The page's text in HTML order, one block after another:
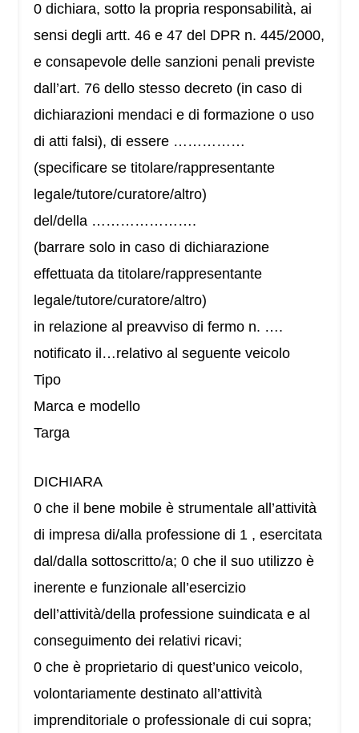
0 dichiara, sotto la propria responsabilità, ai
sensi degli artt. 46 e 47 del DPR n. 445/2000,
e consapevole delle sanzioni penali previste
dall’art. 76 dello stesso decreto (in caso di
dichiarazioni mendaci e di formazione o uso
di atti falsi), di essere ……………
(specificare se titolare/rappresentante
legale/tutore/curatore/altro)
del/della ………………….
(barrare solo in caso di dichiarazione
effettuata da titolare/rappresentante
legale/tutore/curatore/altro)
in relazione al preavviso di fermo n. ….
notificato il…relativo al seguente veicolo
Tipo
Marca e modello
Targa
DICHIARA
0 che il bene mobile è strumentale all’attività
di impresa di/alla professione di 1 , esercitata
dal/dalla sottoscritto/a; 0 che il suo utilizzo è
inerente e funzionale all’esercizio
dell’attività/della professione suindicata e al
conseguimento dei relativi ricavi;
0 che è proprietario di quest’unico veicolo,
volontariamente destinato all’attività
imprenditoriale o professionale di cui sopra;